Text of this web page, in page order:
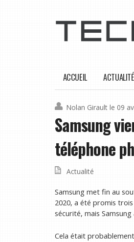
ACCUEIL ACTUALITÉ
Nolan Girault le 09
Samsung
téléphone
Actualité
Samsung met fin au
2020, a été promis
sécurité, mais
Cela était